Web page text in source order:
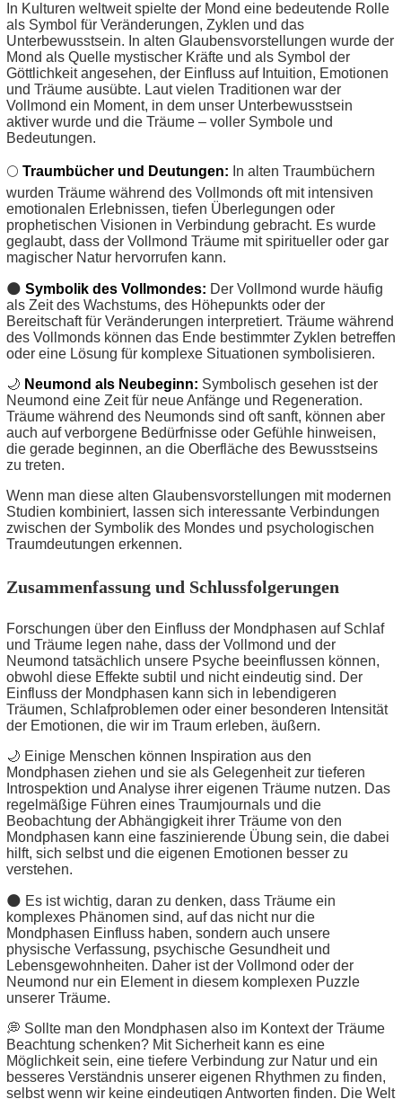
In Kulturen weltweit spielte der Mond eine bedeutende Rolle
als Symbol für Veränderungen, Zyklen und das
Unterbewusstsein. In alten Glaubensvorstellungen wurde der
Mond als Quelle mystischer Kräfte und als Symbol der
Göttlichkeit angesehen, der Einfluss auf Intuition, Emotionen
und Träume ausübte. Laut vielen Traditionen war der
Vollmond ein Moment, in dem unser Unterbewusstsein
aktiver wurde und die Träume – voller Symbole und
Bedeutungen.
🌕 Traumbücher und Deutungen: In alten Traumbüchern
wurden Träume während des Vollmonds oft mit intensiven
emotionalen Erlebnissen, tiefen Überlegungen oder
prophetischen Visionen in Verbindung gebracht. Es wurde
geglaubt, dass der Vollmond Träume mit spiritueller oder gar
magischer Natur hervorrufen kann.
🌑 Symbolik des Vollmondes: Der Vollmond wurde häufig
als Zeit des Wachstums, des Höhepunkts oder der
Bereitschaft für Veränderungen interpretiert. Träume während
des Vollmonds können das Ende bestimmter Zyklen betreffen
oder eine Lösung für komplexe Situationen symbolisieren.
🌙 Neumond als Neubeginn: Symbolisch gesehen ist der
Neumond eine Zeit für neue Anfänge und Regeneration.
Träume während des Neumonds sind oft sanft, können aber
auch auf verborgene Bedürfnisse oder Gefühle hinweisen,
die gerade beginnen, an die Oberfläche des Bewusstseins
zu treten.
Wenn man diese alten Glaubensvorstellungen mit modernen
Studien kombiniert, lassen sich interessante Verbindungen
zwischen der Symbolik des Mondes und psychologischen
Traumdeutungen erkennen.
Zusammenfassung und Schlussfolgerungen
Forschungen über den Einfluss der Mondphasen auf Schlaf
und Träume legen nahe, dass der Vollmond und der
Neumond tatsächlich unsere Psyche beeinflussen können,
obwohl diese Effekte subtil und nicht eindeutig sind. Der
Einfluss der Mondphasen kann sich in lebendigeren
Träumen, Schlafproblemen oder einer besonderen Intensität
der Emotionen, die wir im Traum erleben, äußern.
🌙 Einige Menschen können Inspiration aus den
Mondphasen ziehen und sie als Gelegenheit zur tieferen
Introspektion und Analyse ihrer eigenen Träume nutzen. Das
regelmäßige Führen eines Traumjournals und die
Beobachtung der Abhängigkeit ihrer Träume von den
Mondphasen kann eine faszinierende Übung sein, die dabei
hilft, sich selbst und die eigenen Emotionen besser zu
verstehen.
🌑 Es ist wichtig, daran zu denken, dass Träume ein
komplexes Phänomen sind, auf das nicht nur die
Mondphasen Einfluss haben, sondern auch unsere
physische Verfassung, psychische Gesundheit und
Lebensgewohnheiten. Daher ist der Vollmond oder der
Neumond nur ein Element in diesem komplexen Puzzle
unserer Träume.
💭 Sollte man den Mondphasen also im Kontext der Träume
Beachtung schenken? Mit Sicherheit kann es eine
Möglichkeit sein, eine tiefere Verbindung zur Natur und ein
besseres Verständnis unserer eigenen Rhythmen zu finden,
selbst wenn wir keine eindeutigen Antworten finden. Die Welt